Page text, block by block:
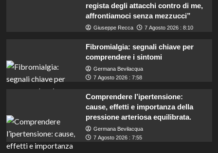
regista degli attacchi contro di me,
affrontiamoci senza mezzucci”
Giuseppe Recca 7 Agosto 2026 : 8:10
Fibromialgia: segnali chiave per
comprendere i sintomi
Germana Bevilacqua
7 Agosto 2026 : 7:58
Comprendere l’ipertensione:
cause, effetti e importanza della
pressione arteriosa equilibrata.
Germana Bevilacqua
7 Agosto 2026 : 7:55